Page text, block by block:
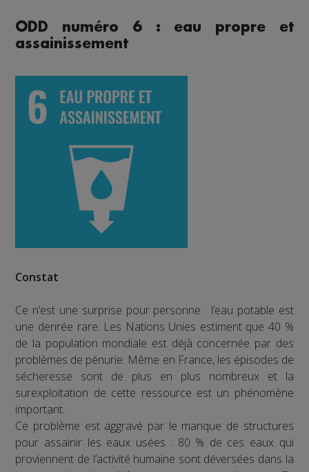
ODD numéro 6 : eau propre et
assainissement
Constat
Ce n’est une surprise pour personne : l’eau potable est
une denrée rare. Les Nations Unies estiment que 40 %
de la population mondiale est déjà concernée par des
problèmes de pénurie. Même en France, les épisodes de
sécheresse sont de plus en plus nombreux et la
surexploitation de cette ressource est un phénomène
important.
Ce problème est aggravé par le manque de structures
pour assainir les eaux usées : 80 % de ces eaux qui
proviennent de l’activité humaine sont déversées dans la